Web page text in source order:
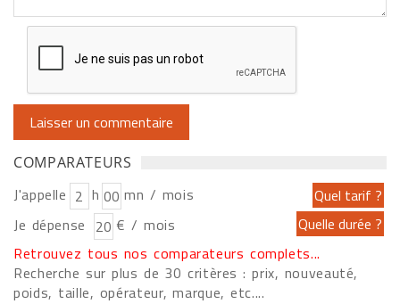
COMPARATEURS
J'appelle h
mn / mois
Je dépense
€ / mois
Retrouvez tous nos comparateurs complets...
Recherche sur plus de 30 critères : prix, nouveauté,
poids, taille, opérateur, marque, etc....